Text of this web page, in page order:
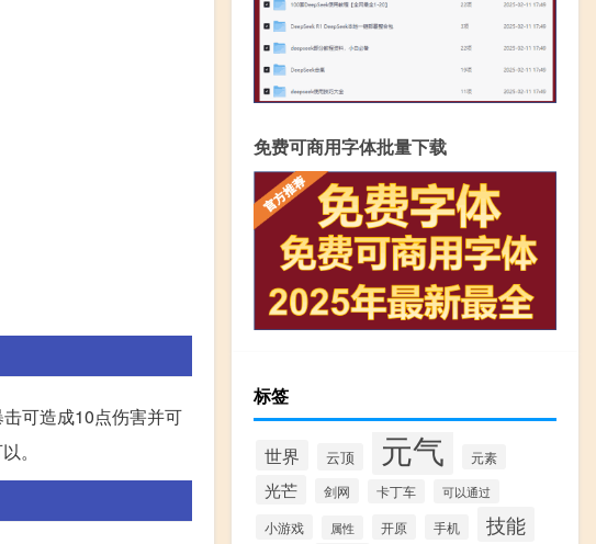
可造成10点伤害并可
。
免费可商用字体批量下载
标签
世界 云顶 元气 元素
光芒 剑网 卡丁车 可以通过
小游戏 属性 开原 手机 技能